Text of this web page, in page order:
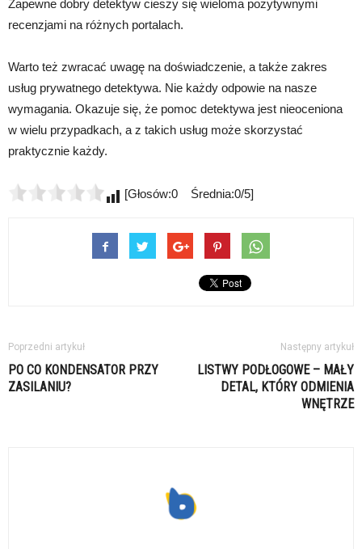
Zapewne dobry detektyw cieszy się wieloma pozytywnymi
recenzjami na różnych portalach.
Warto też zwracać uwagę na doświadczenie, a także zakres
usług prywatnego detektywa. Nie każdy odpowie na nasze
wymagania. Okazuje się, że pomoc detektywa jest nieoceniona
w wielu przypadkach, a z takich usług może skorzystać
praktycznie każdy.
[Głosów:0 Średnia:0/5]
Poprzedni artykuł
PO CO KONDENSATOR PRZY
ZASILANIU?
Następny artykuł
LISTWY PODŁOGOWE – MAŁY
DETAL, KTÓRY ODMIENIA
WNĘTRZE